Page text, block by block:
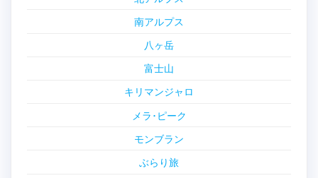
南アルプス
八ヶ岳
富士山
キリマンジャロ
メラ･ピーク
モンブラン
ぶらり旅